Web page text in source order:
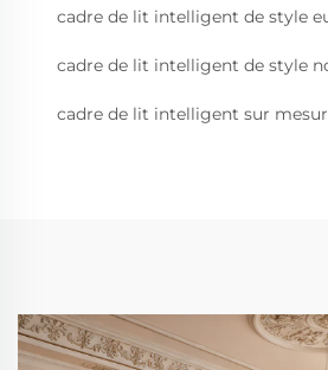
cadre de lit intelligent de style
cadre de lit intelligent de style
cadre de lit intelligent sur